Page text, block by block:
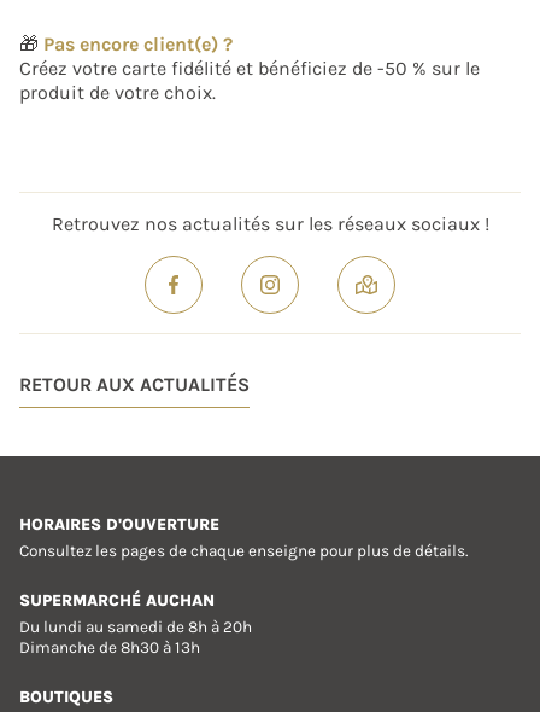
🎁 Pas encore client(e) ?
Créez votre carte fidélité et bénéficiez de -50 % sur le
produit de votre choix.
Retrouvez nos actualités sur les réseaux sociaux !
RETOUR AUX ACTUALITÉS
HORAIRES D'OUVERTURE
Consultez les pages de chaque enseigne pour plus de détails.
SUPERMARCHÉ AUCHAN
Du lundi au samedi de 8h à 20h
Dimanche de 8h30 à 13h
BOUTIQUES